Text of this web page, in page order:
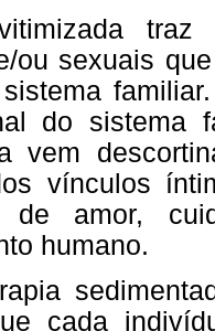
ou sexuais
do sistema
vem
vínculos
de amor,
humano.
cada